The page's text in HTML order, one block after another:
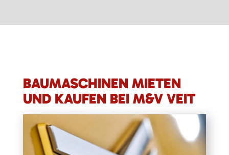
BAUMASCHINEN MIETEN
UND KAUFEN BEI M&V VEIT